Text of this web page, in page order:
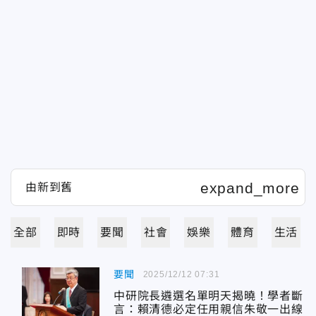
全部 即時 要聞 社會 娛樂 體育 生活
要聞
中研院長遴選名單明天揭曉！學者斷
言：賴清德必定任用親信朱敬一出線
2025/12/12 07:31